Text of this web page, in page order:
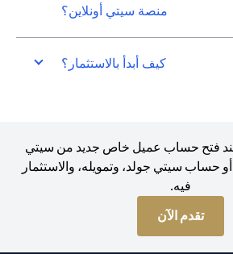
منصة سيتي أونلاين؟
كيف أبدأ بالاستثمار؟
عند فتح حساب عميل خاص جديد من سيتي
حساب سيتي جولد، وتمويله، والاستثمار
فيه.
تقدم الآن